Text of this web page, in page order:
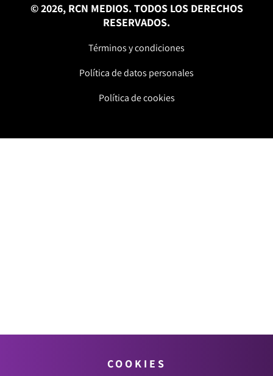
© 2026, RCN MEDIOS. TODOS LOS DERECHOS
RESERVADOS.
Términos y condiciones
Política de datos personales
Política de cookies
COOKIES